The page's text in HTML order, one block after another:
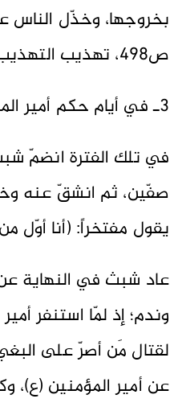
ص498، تهذيب التهذيب ج4 ص303، الإصابة ج3 ص303].
3ـ في أيام حكم أمير المؤمنين (ع):
في تلك الفترة انضمّ
صفّين، ثم انشقّ عنه
يقول مفتخراً: (أنا أوّل
عاد شبث في النهاية
وندم؛ إذ لمّا استنفر
لقتال مَن أصرّ على
عن أمير المؤمنين (ع)،